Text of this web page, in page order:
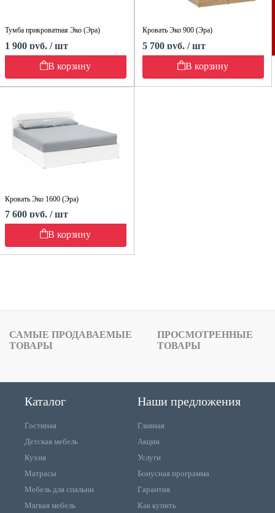
Тумба прикроватная Эко (Эра)
1 900 руб. / шт
В корзину
Кровать Эко 900 (Эра)
5 700 руб. / шт
В корзину
Кровать Эко 1600 (Эра)
7 600 руб. / шт
В корзину
САМЫЕ ПРОДАВАЕМЫЕ
ТОВАРЫ
ПРОСМОТРЕННЫЕ
ТОВАРЫ
Каталог
Гостиная
Детская мебель
Кухня
Матрасы
Мебель для спальни
Мягкая мебель
Наши предложения
Главная
Акции
Услуги
Бонусная программа
Гарантия
Как купить